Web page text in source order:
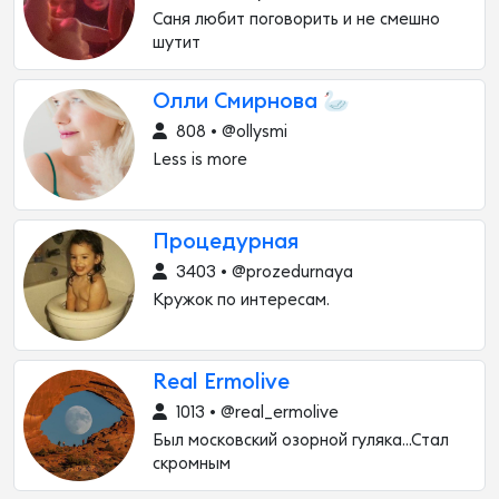
Саня любит поговорить и не смешно
шутит
Олли Смирнова 🦢
808 • @ollysmi
Less is more
Процедурная
3403 • @prozedurnaya
Кружок по интересам.
Real Ermolive
1013 • @real_ermolive
Был московский озорной гуляка...Стал
скромным